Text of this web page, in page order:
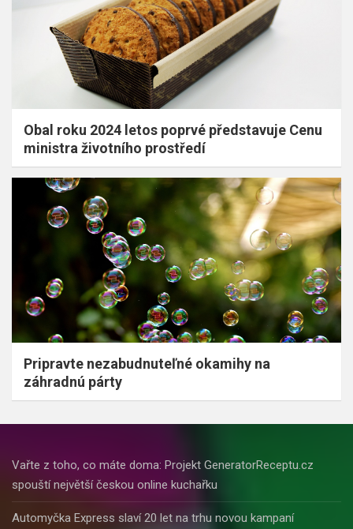
Obal roku 2024 letos poprvé představuje Cenu
ministra životního prostředí
Pripravte nezabudnuteľné okamihy na
záhradnú párty
Vařte z toho, co máte doma: Projekt GeneratorReceptu.cz
spouští největší českou online kuchařku
Automyčka Express slaví 20 let na trhu novou kampaní